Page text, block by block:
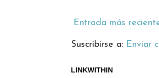
Entrada más
Suscribirse a: Enviar
LINKWITHIN